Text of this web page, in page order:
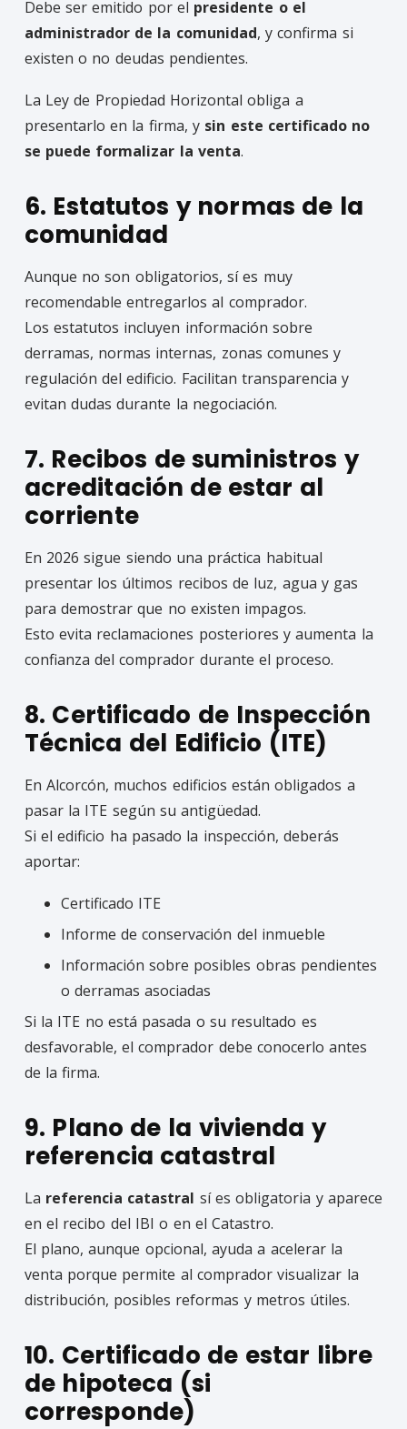
Debe ser emitido por el presidente o el
administrador de la comunidad, y confirma si
existen o no deudas pendientes.
La Ley de Propiedad Horizontal obliga a
presentarlo en la firma, y sin este certificado no
se puede formalizar la venta.
6. Estatutos y normas de la
comunidad
Aunque no son obligatorios, sí es muy
recomendable entregarlos al comprador.
Los estatutos incluyen información sobre
derramas, normas internas, zonas comunes y
regulación del edificio. Facilitan transparencia y
evitan dudas durante la negociación.
7. Recibos de suministros y
acreditación de estar al
corriente
En 2026 sigue siendo una práctica habitual
presentar los últimos recibos de luz, agua y gas
para demostrar que no existen impagos.
Esto evita reclamaciones posteriores y aumenta la
confianza del comprador durante el proceso.
8. Certificado de Inspección
Técnica del Edificio (ITE)
En Alcorcón, muchos edificios están obligados a
pasar la ITE según su antigüedad.
Si el edificio ha pasado la inspección, deberás
aportar:
Certificado ITE
Informe de conservación del inmueble
Información sobre posibles obras pendientes
o derramas asociadas
Si la ITE no está pasada o su resultado es
desfavorable, el comprador debe conocerlo antes
de la firma.
9. Plano de la vivienda y
referencia catastral
La referencia catastral sí es obligatoria y aparece
en el recibo del IBI o en el Catastro.
El plano, aunque opcional, ayuda a acelerar la
venta porque permite al comprador visualizar la
distribución, posibles reformas y metros útiles.
10. Certificado de estar libre
de hipoteca (si
corresponde)